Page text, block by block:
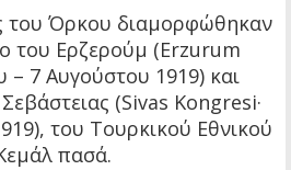
του Όρκου διαμορφώθηκαν
του Ερζερούμ (Erzurum
– 7 Αυγούστου 1919) και
(Sivas Kongresi·
του Τουρκικού Εθνικού
πασά.